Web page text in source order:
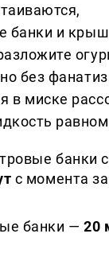
банки и
без
в миске
банки
с момента
банки —20